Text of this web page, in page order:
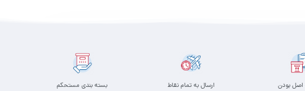
بودن ارسال به تمام نقاط بسته بندی مستحکم